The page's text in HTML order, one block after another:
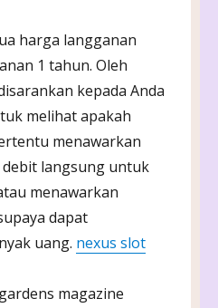
harga langganan
1 tahun. Oleh
kepada Anda
melihat apakah
menawarkan
langsung untuk
menawarkan
dapat
uang. nexus slot
magazine